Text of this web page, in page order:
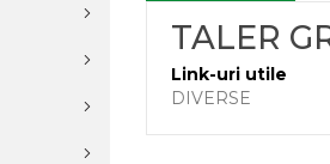
TALER
Link-uri utile
DIVERSE